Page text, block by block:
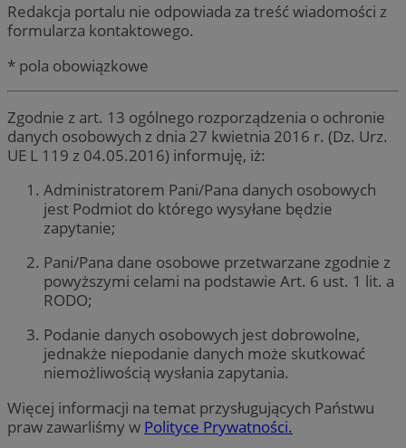
Redakcja portalu nie odpowiada za treść wiadomości z
formularza kontaktowego.
* pola obowiązkowe
Zgodnie z art. 13 ogólnego rozporządzenia o ochronie
danych osobowych z dnia 27 kwietnia 2016 r. (Dz. Urz.
UE L 119 z 04.05.2016) informuję, iż:
Administratorem Pani/Pana danych osobowych
jest Podmiot do którego wysyłane będzie
zapytanie;
Pani/Pana dane osobowe przetwarzane zgodnie z
powyższymi celami na podstawie Art. 6 ust. 1 lit. a
RODO;
Podanie danych osobowych jest dobrowolne,
jednakże niepodanie danych może skutkować
niemożliwością wysłania zapytania.
Więcej informacji na temat przysługujących Państwu
praw zawarliśmy w Polityce Prywatności.